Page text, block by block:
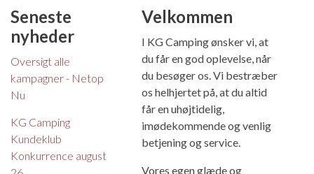
Seneste
nyheder
Oversigt alle
kampagner - Netop
Nu
KG Camping
Kundeklub
Konkurrence august
Velkommen
I KG Camping ønsker vi, at
du får en god oplevelse, når
du besøger os. Vi bestræber
os helhjertet på, at du altid
får en uhøjtidelig,
imødekommende og venlig
betjening og service.
Vores egen glæde og